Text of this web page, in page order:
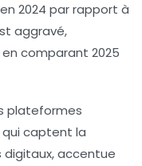
en 2024 par rapport à
aggravé,
comparant 2025
plateformes
captent la
accentue